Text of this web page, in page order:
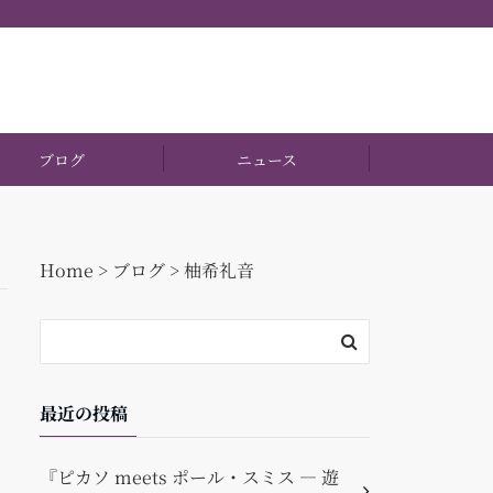
ブログ ニュース
Home > ブログ >柚希礼音
最近の投稿
『ピカソ meets ポール・スミス ― 遊